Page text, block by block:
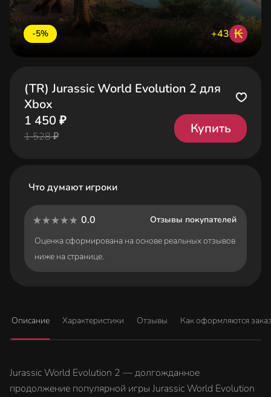
-5% +43 ₭
(TR) Jurassic World Evolution 2 для
Xbox
1 450 ₽
1 528 ₽
Купить
Что думают игроки
0.0
Отзывы покупателей
Оценка сформирована на основе реальных отзывов
ниже на странице.
Описание Характеристики Отзывы Как оформляются
Jurassic World Evolution 2 — долгожданное
продолжение популярной игры Jurassic World Evolution